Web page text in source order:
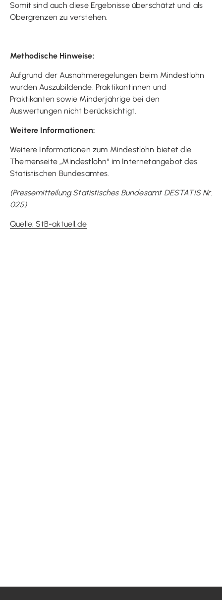
Somit sind auch diese Ergebnisse überschätzt und als
Obergrenzen zu verstehen.
Methodische Hinweise:
Aufgrund der Ausnahmeregelungen beim Mindestlohn
wurden Auszubildende, Praktikantinnen und
Praktikanten sowie Minderjährige bei den
Auswertungen nicht berücksichtigt.
Weitere Informationen:
Weitere Informationen zum Mindestlohn bietet die
Themenseite „Mindestlohn“ im Internetangebot des
Statistischen Bundesamtes.
(Pressemitteilung Statistisches Bundesamt DESTATIS Nr.
025)
Quelle: StB-aktuell.de